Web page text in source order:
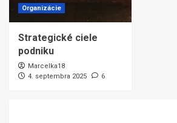
Organizácie
Strategické ciele
podniku
Marcelka18
4. septembra 2025
6